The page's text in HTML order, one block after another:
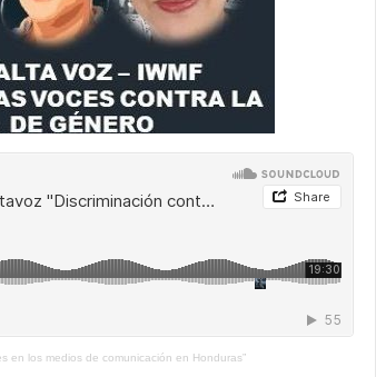
en los medios de comunicación en Honduras”